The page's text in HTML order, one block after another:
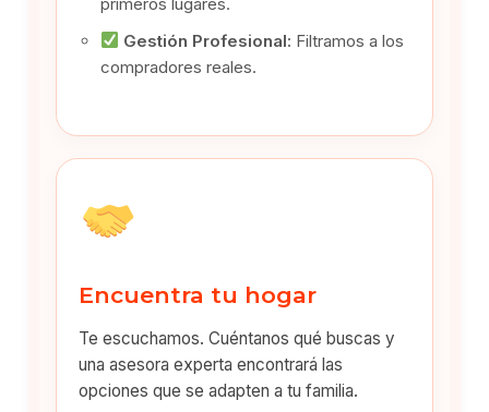
Gestión Profesional: Filtramos a los
compradores reales.
Encuentra tu hogar
Te escuchamos. Cuéntanos qué buscas y
una asesora experta encontrará las
opciones que se adapten a tu familia.